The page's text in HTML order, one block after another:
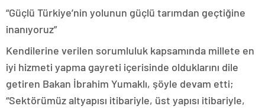
“Güçlü Türkiye’nin yolunun güçlü tarımdan geçtiğine
inanıyoruz”
Kendilerine verilen sorumluluk kapsamında millete en
iyi hizmeti yapma gayreti içerisinde olduklarını dile
getiren Bakan İbrahim Yumaklı, şöyle devam etti;
“Sektörümüz altyapısı itibariyle, üst yapısı itibariyle,